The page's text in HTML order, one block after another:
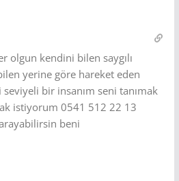
olgun kendini bilen saygılı
yerine göre hareket eden
bir insanım seni tanımak
istiyorum 0541 512 22 13
beni